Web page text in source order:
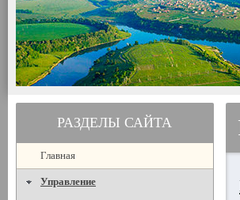
РАЗДЕЛЫ САЙТА
Главная
Управление